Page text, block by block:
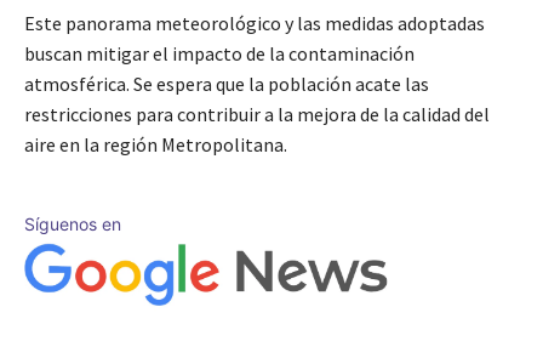
Este panorama meteorológico y las medidas adoptadas
buscan mitigar el impacto de la contaminación
atmosférica. Se espera que la población acate las
restricciones para contribuir a la mejora de la calidad del
aire en la región Metropolitana.
Síguenos en